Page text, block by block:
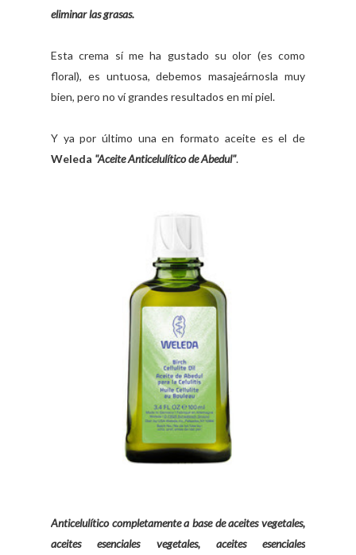
eliminar las grasas.
Esta crema sí me ha gustado su olor (es como
floral), es untuosa, debemos masajeárnosla muy
bien, pero no ví grandes resultados en mi piel.
Y ya por último una en formato aceite es el de
Weleda "Aceite Anticelulítico de Abedul".
Anticelulítico completamente a base de aceites vegetales,
aceites esenciales vegetales, aceites esenciales